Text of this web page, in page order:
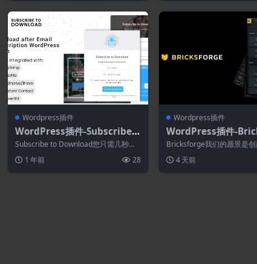
Wordpress插件
WordPress插件-Subscribe t
o Download 2.0.8–邮件订阅
WordPress插件后下载
Subscribe to Download您只需几秒钟
1 年前 28
Wordpress插件
WordPress插件-
3.1.8.8-原生的编辑工
Bricksforge我们的愿景是
4 天前